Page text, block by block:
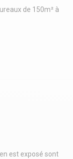
de 150m² à
est exposé sont